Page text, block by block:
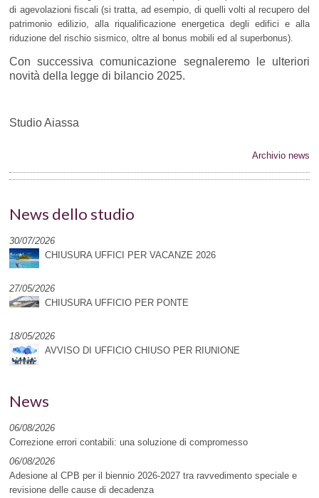
di agevolazioni fiscali (si tratta, ad esempio, di quelli volti al recupero del
patrimonio edilizio, alla riqualificazione energetica degli edifici e alla
riduzione del rischio sismico, oltre al bonus mobili ed al superbonus).
Con successiva comunicazione segnaleremo le ulteriori
novità della legge di bilancio 2025.
Studio Aiassa
Archivio news
News dello studio
30/07/2026
CHIUSURA UFFICI PER VACANZE 2026
27/05/2026
CHIUSURA UFFICIO PER PONTE
18/05/2026
AVVISO DI UFFICIO CHIUSO PER RIUNIONE
News
06/08/2026
Correzione errori contabili: una soluzione di compromesso
06/08/2026
Adesione al CPB per il biennio 2026-2027 tra ravvedimento speciale e
revisione delle cause di decadenza